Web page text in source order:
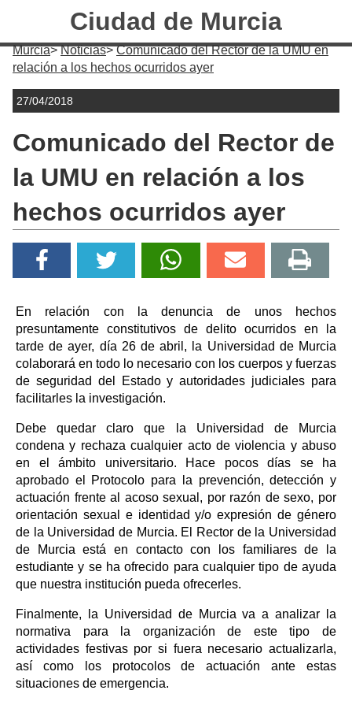
Ciudad de Murcia
Murcia Noticias
Comunicado del Rector de la UMU en
relación a los hechos ocurridos ayer
27/04/2018
Comunicado del Rector de
la UMU en relación a los
hechos ocurridos ayer
En relación con la denuncia de unos hechos
presuntamente constitutivos de delito ocurridos en la
tarde de ayer, día 26 de abril, la Universidad de Murcia
colaborará en todo lo necesario con los cuerpos y fuerzas
de seguridad del Estado y autoridades judiciales para
facilitarles la investigación.
Debe quedar claro que la Universidad de Murcia
condena y rechaza cualquier acto de violencia y abuso
en el ámbito universitario. Hace pocos días se ha
aprobado el Protocolo para la prevención, detección y
actuación frente al acoso sexual, por razón de sexo, por
orientación sexual e identidad y/o expresión de género
de la Universidad de Murcia. El Rector de la Universidad
de Murcia está en contacto con los familiares de la
estudiante y se ha ofrecido para cualquier tipo de ayuda
que nuestra institución pueda ofrecerles.
Finalmente, la Universidad de Murcia va a analizar la
normativa para la organización de este tipo de
actividades festivas por si fuera necesario actualizarla,
así como los protocolos de actuación ante estas
situaciones de emergencia.